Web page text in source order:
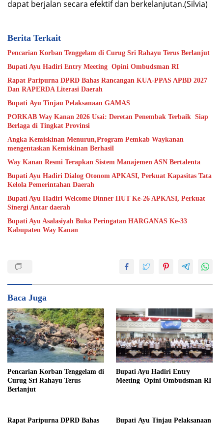
dapat berjalan secara efektif dan berkelanjutan.(Silvia)
Berita Terkait
Pencarian Korban Tenggelam di Curug Sri Rahayu Terus Berlanjut
Bupati Ayu Hadiri Entry Meeting Opini Ombudsman RI
Rapat Paripurna DPRD Bahas Rancangan KUA-PPAS APBD 2027
Dan RAPERDA Literasi Daerah
Bupati Ayu Tinjau Pelaksanaan GAMAS
PORKAB Way Kanan 2026 Usai: Deretan Penembak Terbaik Siap
Berlaga di Tingkat Provinsi
Angka Kemiskinan Menurun,Program Pemkab Waykanan
mengentaskan Kemiskinan Berhasil
Way Kanan Resmi Terapkan Sistem Manajemen ASN Bertalenta
Bupati Ayu Hadiri Dialog Otonom APKASI, Perkuat Kapasitas Tata
Kelola Pemerintahan Daerah
Bupati Ayu Hadiri Welcome Dinner HUT Ke-26 APKASI, Perkuat
Sinergi Antar daerah
Bupati Ayu Asalasiyah Buka Peringatan HARGANAS Ke-33
Kabupaten Way Kanan
Baca Juga
Pencarian Korban Tenggelam di
Curug Sri Rahayu Terus
Berlanjut
Bupati Ayu Hadiri Entry
Meeting Opini Ombudsman RI
Rapat Paripurna DPRD Bahas
Bupati Ayu Tinjau Pelaksanaan